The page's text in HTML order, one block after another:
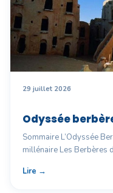
29 juillet 2026
Odyssée
Sommaire L’Odyssée
millénaire Les Berbères
Lire →